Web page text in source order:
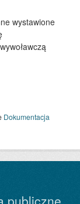
wystawione
Dokumentacja
publiczne